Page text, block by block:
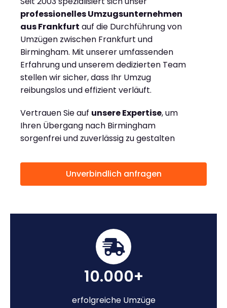
professionelles Umzugsunternehmen
aus Frankfurt auf die Durchführung von
Umzügen zwischen Frankfurt und
Birmingham. Mit unserer umfassenden
Erfahrung und unserem dedizierten Team
stellen wir sicher, dass Ihr Umzug
reibungslos und effizient verläuft.
Vertrauen Sie auf unsere Expertise, um
Ihren Übergang nach Birmingham
sorgenfrei und zuverlässig zu gestalten
Unverbindlich anfragen
10.000+
erfolgreiche Umzüge